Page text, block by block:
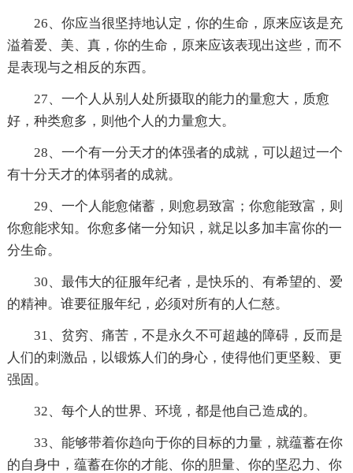
26、你应当很坚持地认定，你的生命，原来应该是充
溢着爱、美、真，你的生命，原来应该表现出这些，而不
是表现与之相反的东西。
27、一个人从别人处所摄取的能力的量愈大，质愈
好，种类愈多，则他个人的力量愈大。
28、一个有一分天才的体强者的成就，可以超过一个
有十分天才的体弱者的成就。
29、一个人能愈储蓄，则愈易致富；你愈能致富，则
你愈能求知。你愈多储一分知识，就足以多加丰富你的一
分生命。
30、最伟大的征服年纪者，是快乐的、有希望的、爱
的精神。谁要征服年纪，必须对所有的人仁慈。
31、贫穷、痛苦，不是永久不可超越的障碍，反而是
人们的刺激品，以锻炼人们的身心，使得他们更坚毅、更
强固。
32、每个人的世界、环境，都是他自己造成的。
33、能够带着你趋向于你的目标的力量，就蕴蓄在你
的自身中，蕴蓄在你的才能、你的胆量、你的坚忍力、你